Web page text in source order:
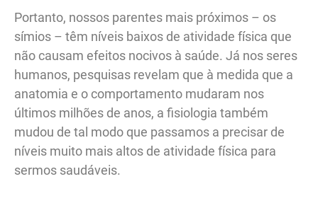
Portanto, nossos parentes mais próximos – os
símios – têm níveis baixos de atividade física que
não causam efeitos nocivos à saúde. Já nos seres
humanos, pesquisas revelam que à medida que a
anatomia e o comportamento mudaram nos
últimos milhões de anos, a fisiologia também
mudou de tal modo que passamos a precisar de
níveis muito mais altos de atividade física para
sermos saudáveis.